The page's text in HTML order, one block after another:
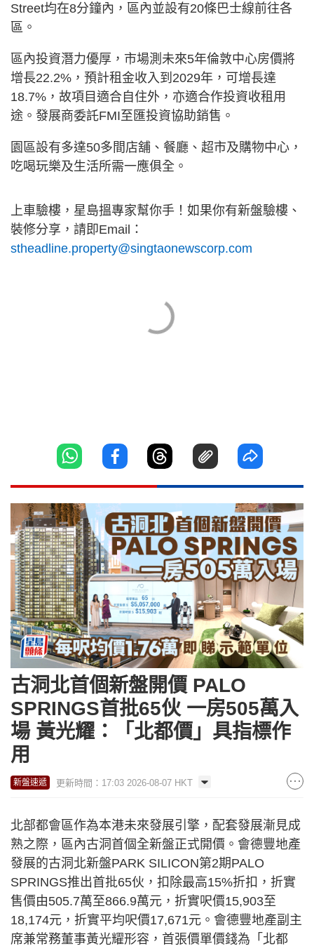
Street均在8分鐘內，區內並設有20條巴士線前往各
區。
區內投資潛力優厚，市場測未來5年倫敦中心房價將
增長22.2%，預計租金收入到2029年，可增長達
18.7%，故項目適合自住外，亦適合作投資收租用
途。發展商委託FMI至匯投資協助銷售。
園區設有多達50多間店舖、餐廳、超市及購物中心，
吃喝玩樂及生活所需一應俱全。
上車驗樓，星島搵專家幫你手！如果你有新盤驗樓、
裝修分享，請即Email：
stheadline.property@singtaonewscorp.com
古洞北首個新盤開價 PALO
SPRINGS首批65伙 一房505萬入
場 黃光耀：「北都價」具指標作
用
新盤速遞 更新時間：17:03 2026-08-07 HKT
北部都會區作為本港未來發展引擎，配套發展漸見成
熟之際，區內古洞首個全新盤正式開價。會德豐地產
發展的古洞北新盤PARK SILICON第2期PALO
SPRINGS推出首批65伙，扣除最高15%折扣，折實
售價由505.7萬至866.9萬元，折實呎價15,903至
18,174元，折實平均呎價17,671元。會德豐地產副主
席兼常務董事黃光耀形容，首張價單價錢為「北都